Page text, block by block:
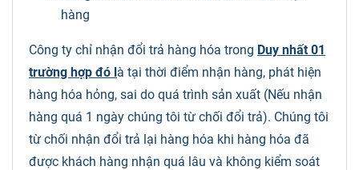
hàng
Công ty chỉ nhận đổi trả hàng hóa trong Duy nhất 01
trường hợp đó là tại thời điểm nhận hàng, phát hiện
hàng hóa hỏng, sai do quá trình sản xuất (Nếu nhận
hàng quá 1 ngày chúng tôi từ chối đổi trả). Chúng tôi
từ chối nhận đổi trả lại hàng hóa khi hàng hóa đã
được khách hàng nhận quá lâu và không kiểm soát